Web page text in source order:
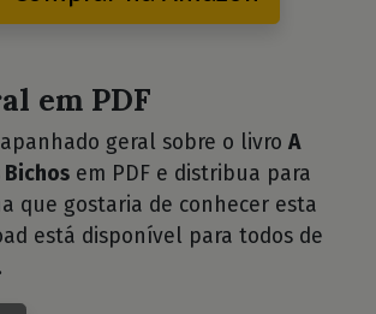
em PDF
geral sobre o livro A
Bichos em PDF e distribua para
que gostaria de conhecer esta
está disponível para todos de